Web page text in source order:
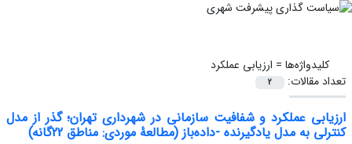
کلیدواژه‌ها = ارزیابی عملکرد
تعداد مقالات:
2
ارزیابی عملکرد و شفافیت سازمانی در شهرداری تهران؛ گذر از مدل
کنترلی به مدل یادگیرنده -داده‌باز (مطالعۀ موردی: مناطق 22گانه)